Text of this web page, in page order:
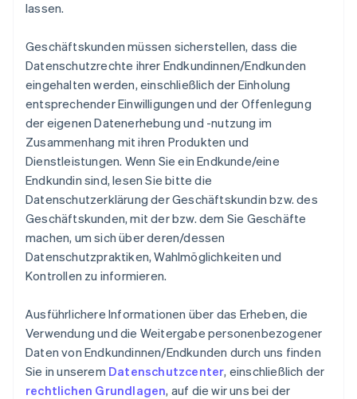
lassen.
Geschäftskunden müssen sicherstellen, dass die
Datenschutzrechte ihrer Endkundinnen/Endkunden
eingehalten werden, einschließlich der Einholung
entsprechender Einwilligungen und der Offenlegung
der eigenen Datenerhebung und -nutzung im
Zusammenhang mit ihren Produkten und
Dienstleistungen. Wenn Sie ein Endkunde/eine
Endkundin sind, lesen Sie bitte die
Datenschutzerklärung der Geschäftskundin bzw. des
Geschäftskunden, mit der bzw. dem Sie Geschäfte
machen, um sich über deren/dessen
Datenschutzpraktiken, Wahlmöglichkeiten und
Kontrollen zu informieren.
Ausführlichere Informationen über das Erheben, die
Verwendung und die Weitergabe personenbezogener
Daten von Endkundinnen/Endkunden durch uns finden
Sie in unserem Datenschutzcenter, einschließlich der
rechtlichen Grundlagen, auf die wir uns bei der